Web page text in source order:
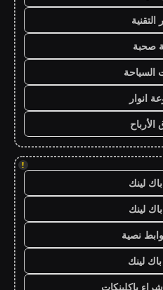
صحبة
السياحة
انوار
!
لينك
لينك
نصية
لينك
باكلينكات